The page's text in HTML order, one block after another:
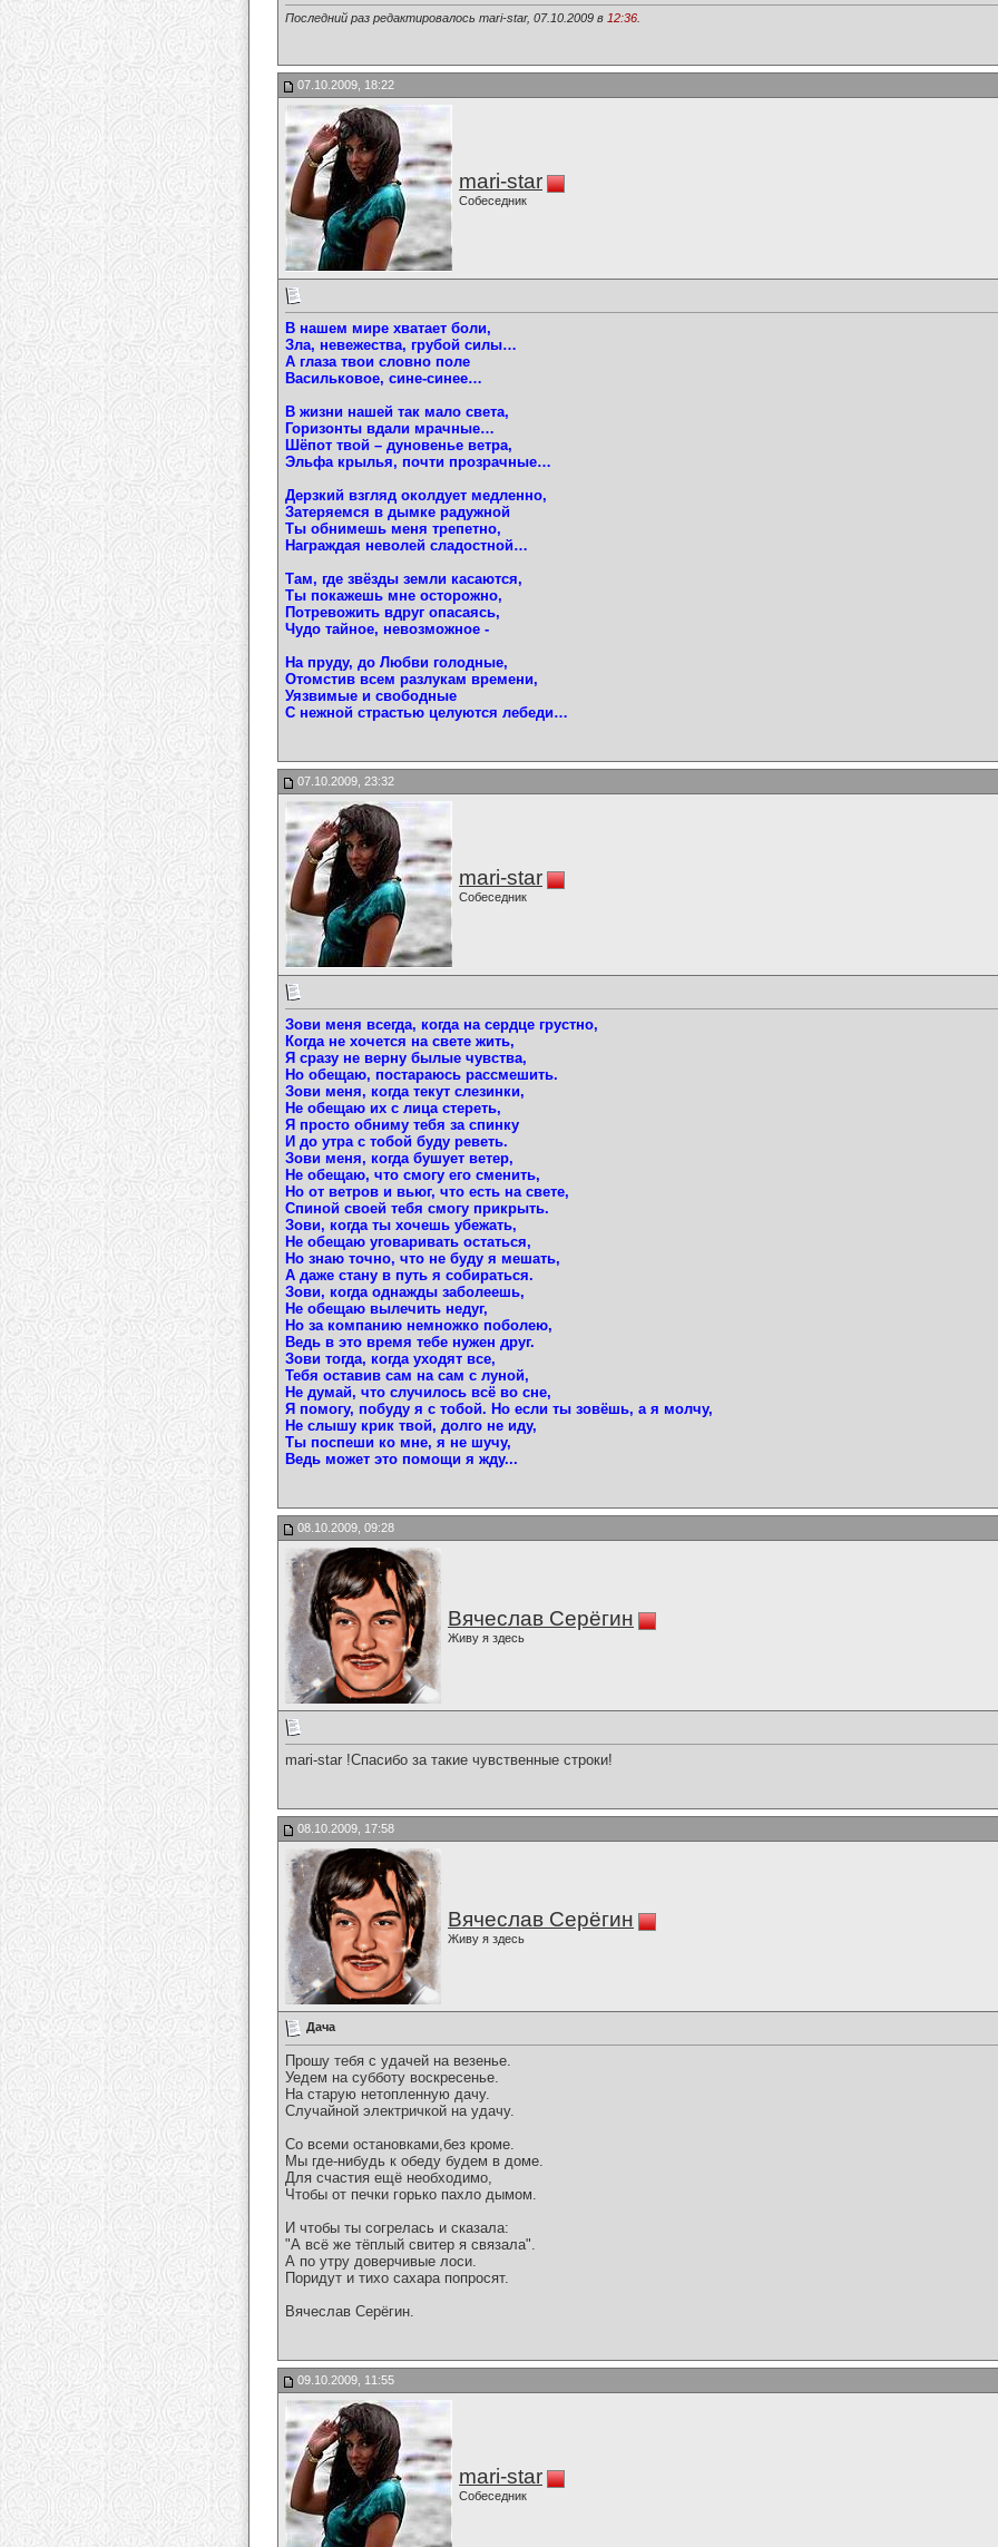
Последний раз редактировалось mari-star, 07.10.2009 в 12:36
07.10.2009, 18:22
mari-star
Собеседник
В нашем мире хватает боли,
Зла, невежества, грубой силы…
А глаза твои словно поле
Васильковое, сине-синее…
В жизни нашей так мало света,
Горизонты вдали мрачные…
Шёпот твой – дуновенье ветра,
Эльфа крылья, почти прозрачные…
Дерзкий взгляд околдует медленно,
Затеряемся в дымке радужной
Ты обнимешь меня трепетно,
Награждая неволей сладостной…
Там, где звёзды земли касаются,
Ты покажешь мне осторожно,
Потревожить вдруг опасаясь,
Чудо тайное, невозможное -
На пруду, до Любви голодные,
Отомстив всем разлукам времени,
Уязвимые и свободные
С нежной страстью целуются лебеди…
07.10.2009, 23:32
mari-star
Собеседник
Зови меня всегда, когда на сердце грустно,
Когда не хочется на свете жить,
Я сразу не верну былые чувства,
Но обещаю, постараюсь рассмешить.
Зови меня, когда текут слезинки,
Не обещаю их с лица стереть,
Я просто обниму тебя за спинку
И до утра с тобой буду реветь.
Зови меня, когда бушует ветер,
Не обещаю, что смогу его сменить,
Но от ветров и вьюг, что есть на свете,
Спиной своей тебя смогу прикрыть.
Зови, когда ты хочешь убежать,
Не обещаю уговаривать остаться,
Но знаю точно, что не буду я мешать,
А даже стану в путь я собираться.
Зови, когда однажды заболеешь,
Не обещаю вылечить недуг,
Но за компанию немножко поболею,
Ведь в это время тебе нужен друг.
Зови тогда, когда уходят все,
Тебя оставив сам на сам с луной,
Не думай, что случилось всё во сне,
Я помогу, побуду я с тобой. Но если ты зовёшь, а я молчу,
Не слышу крик твой, долго не иду,
Ты поспеши ко мне, я не шучу,
Ведь может это помощи я жду...
08.10.2009, 09:28
Вячеслав Серёгин
Живу я здесь
mari-star !Спасибо за такие чувственные строки!
08.10.2009, 17:58
Вячеслав Серёгин
Живу я здесь
Дача
Прошу тебя с удачей на везенье.
Уедем на субботу воскресенье.
На старую нетопленную дачу.
Случайной электричкой на удачу.
Со всеми остановками,без кроме.
Мы где-нибудь к обеду будем в доме.
Для счастия ещё необходимо,
Чтобы от печки горько пахло дымом.
И чтобы ты согрелась и сказала:
"А всё же тёплый свитер я связала".
А по утру доверчивые лоси.
Поридут и тихо сахара попросят.
Вячеслав Серёгин.
09.10.2009, 11:55
mari-star
Собеседник